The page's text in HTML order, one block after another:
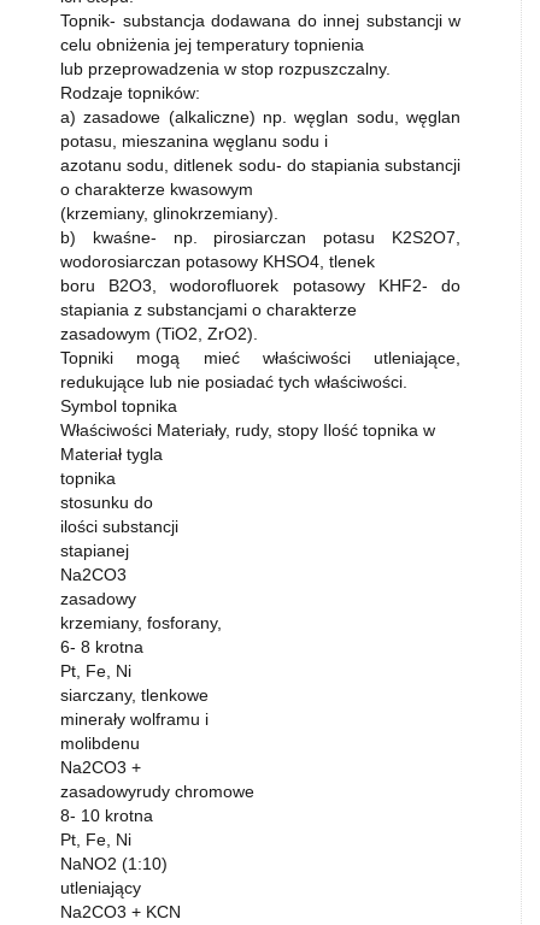
Topnik- substancja dodawana do innej substancji w
celu obniżenia jej temperatury topnienia
lub przeprowadzenia w stop rozpuszczalny.
Rodzaje topników:
a) zasadowe (alkaliczne) np. węglan sodu, węglan
potasu, mieszanina węglanu sodu i
azotanu sodu, ditlenek sodu- do stapiania substancji
o charakterze kwasowym
(krzemiany, glinokrzemiany).
b) kwaśne- np. pirosiarczan potasu K2S2O7,
wodorosiarczan potasowy KHSO4, tlenek
boru B2O3, wodorofluorek potasowy KHF2- do
stapiania z substancjami o charakterze
zasadowym (TiO2, ZrO2).
Topniki mogą mieć właściwości utleniające,
redukujące lub nie posiadać tych właściwości.
Symbol topnika
Właściwości Materiały, rudy, stopy Ilość topnika w
Materiał tygla
topnika
stosunku do
ilości substancji
stapianej
Na2CO3
zasadowy
krzemiany, fosforany,
6- 8 krotna
Pt, Fe, Ni
siarczany, tlenkowe
minerały wolframu i
molibdenu
Na2CO3 +
zasadowyrudy chromowe
8- 10 krotna
Pt, Fe, Ni
NaNO2 (1:10)
utleniający
Na2CO3 + KCN